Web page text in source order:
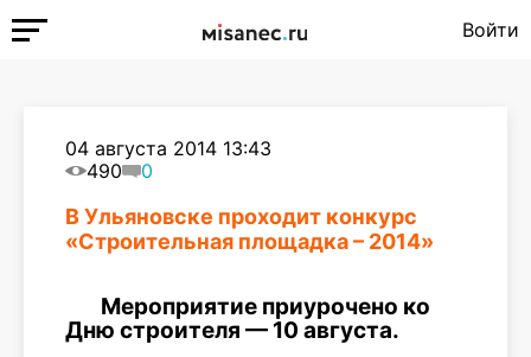
Войти
04 августа 2014 13:43
490
0
В Ульяновске проходит конкурс
«Строительная площадка – 2014»
Мероприятие приурочено ко
Дню строителя — 10 августа.